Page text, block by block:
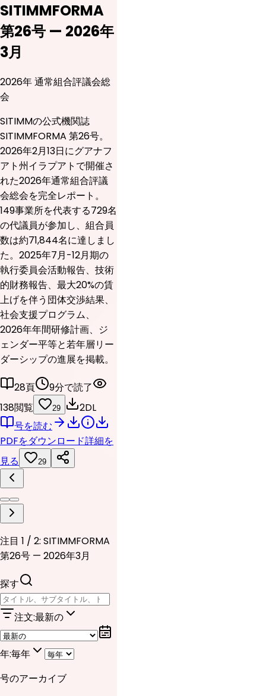
SITIMMFORMA
第26号 — 2026年
3月
2026年 通常組合評議会総
会
SITIMMの公式機関誌
SITIMMFORMA 第26号。
2026年2月13日にグアナフ
アト州イラプアトで開催さ
れた2026年通常組合評議
会総会を完全レポート。
149事業所を代表する729名
の代議員が参加し、組合員
数は約71,844名に達しまし
た。2025年7月-12月期の
執行委員会活動報告、技術
的財務報告、最大20%の賃
上げを伴う団体交渉結果、
社会支援プログラム、
2026年年間研修計画、ジ
ェンダー平等と若年層リー
ダーシップの進展を掲載。
28頁
9分で読了
138閲覧
29
2DL
号を読む
PDFをダウンロード詳細を
見る
29
注目 1 / 2: SITIMMFORMA
第26号 — 2026年3月
探す
注文:最新の
年:毎年
号のアーカイブ